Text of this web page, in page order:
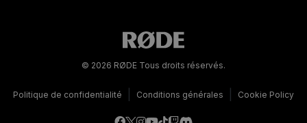
© 2026 RØDE Tous droits réservés.
Politique de confidentialité Conditions générales Cookie Policy